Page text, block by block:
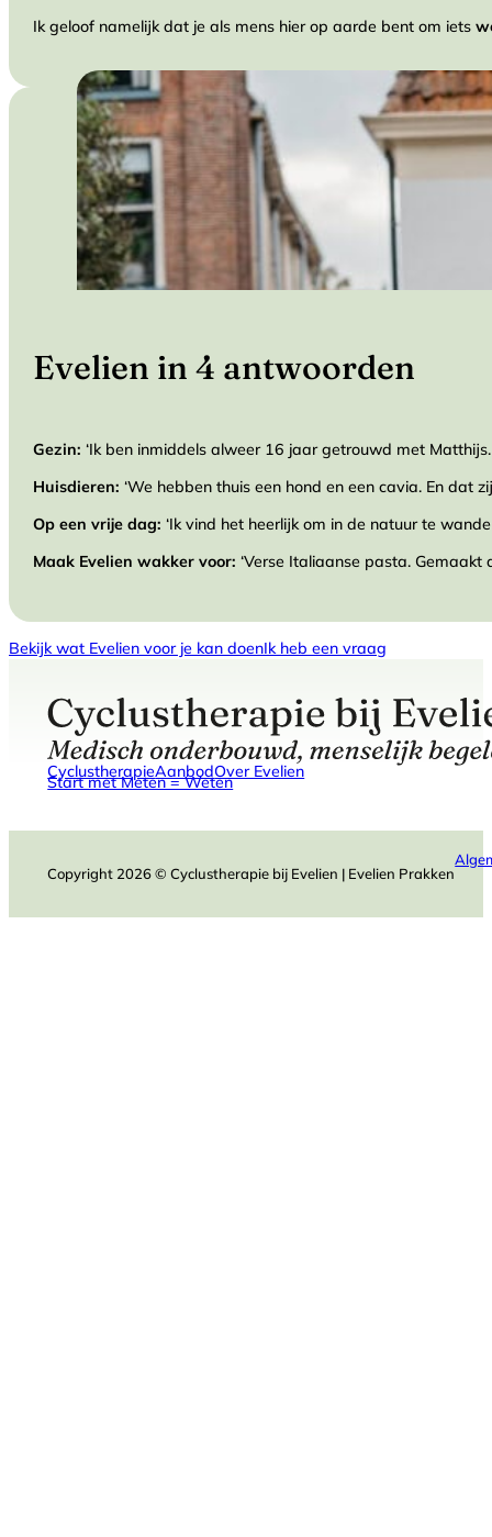
Ik geloof namelijk dat je als mens hier op aarde bent om iets
Evelien in 4 antwoorden
Gezin:‘Ik ben inmiddels alweer 16 jaar getrouwd met
Huisdieren:‘We hebben thuis een hond en een cavia. En dat
Op een vrije dag:‘Ik vind het heerlijk om in de natuur te
Maak Evelien wakker voor:‘Verse Italiaanse pasta. Gemaakt
Bekijk wat Evelien voor je kan doenIk heb een vraag
CyclustherapieAanbodOver Evelien
Start met Meten = Weten
Copyright 2026 © Cyclustherapie bij Evelien | Evelien Prakken